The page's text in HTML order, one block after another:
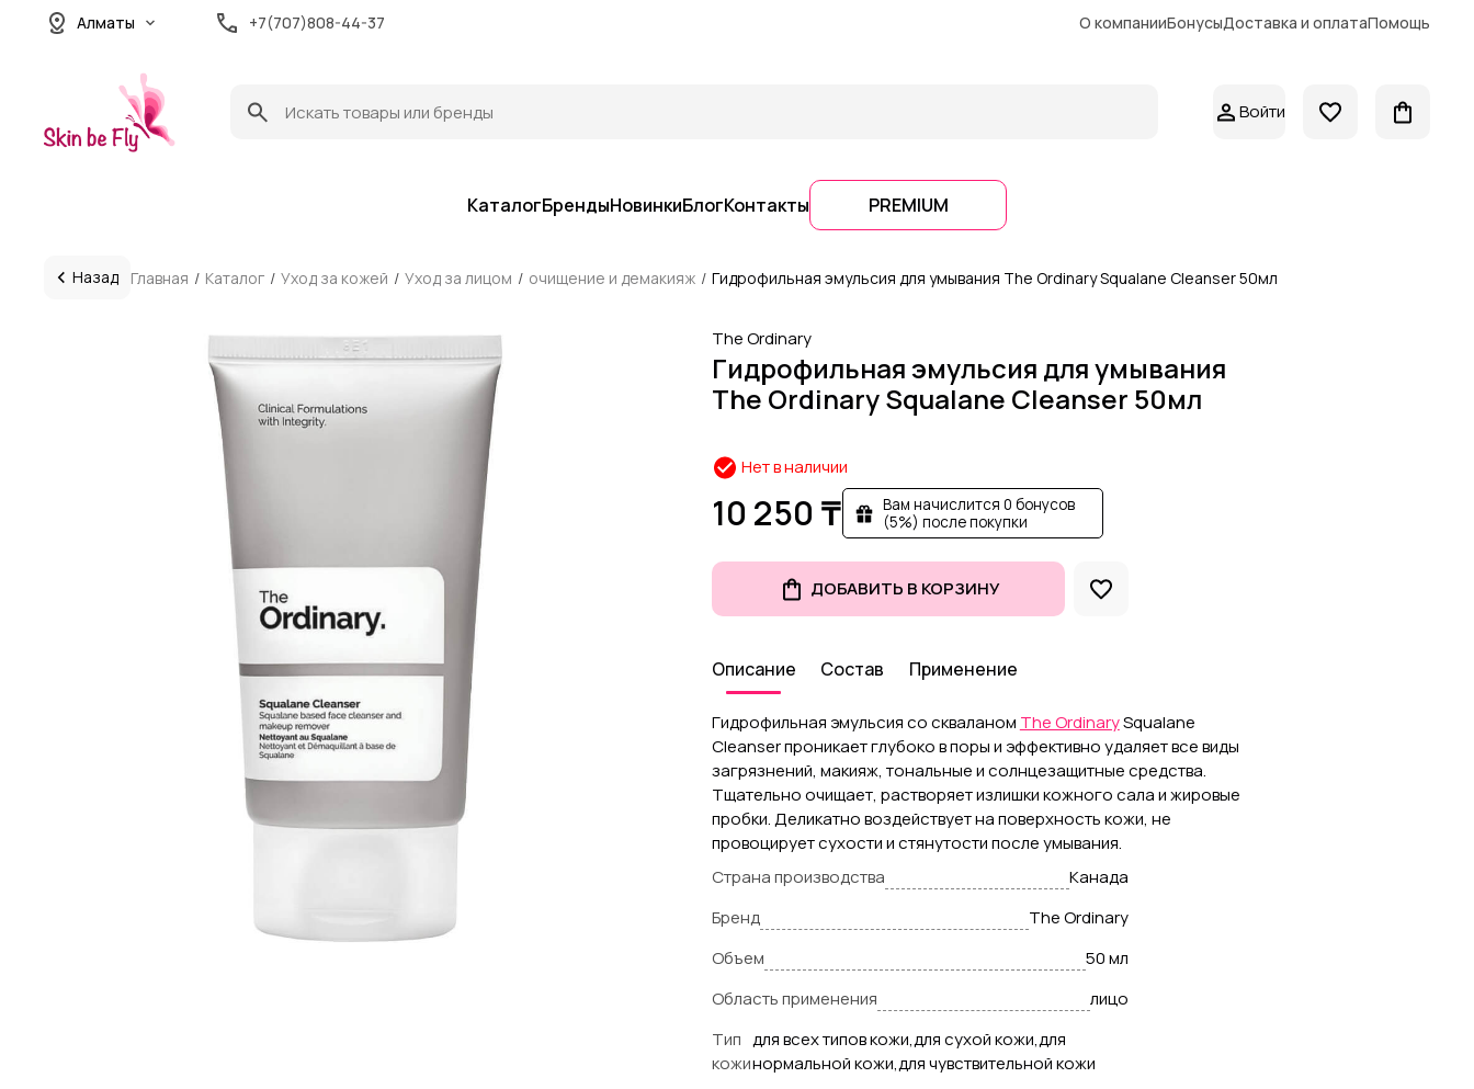
Алматы +7(707)808-44-37 О компанииБонусыДоставка и оплатаПомощь
Войти
КаталогБрендыНовинкиБлогКонтакты PREMIUM
Назад Главная Каталог Уход за кожей Уход за лицом очищение и демакияж Гидрофильная эмульсия для умывания The Ordinary Squalane Cleanser 50мл
The Ordinary
Гидрофильная эмульсия для умывания
The Ordinary Squalane Cleanser 50мл
Нет в наличии
10 250 ₸
Вам начислится 0 бонусов
(5%) после покупки
ДОБАВИТЬ В КОРЗИНУ
Описание
Гидрофильная эмульсия со скваланом The OrdinarySqualane
Cleanser проникает глубоко в поры и эффективно удаляет все виды
загрязнений, макияж, тональные и солнцезащитные средства.
Тщательно очищает, растворяет излишки кожного сала и жировые
пробки. Деликатно воздействует на поверхность кожи, не
провоцирует сухости и стянутости после умывания.
Страна производства
Канада
Бренд
The Ordinary
Объем
50 мл
Область применения
лицо
Тип
кожи
для всех типов кожи,для сухой кожи,для
нормальной кожи,для чувствительной кожи
Состав Применение